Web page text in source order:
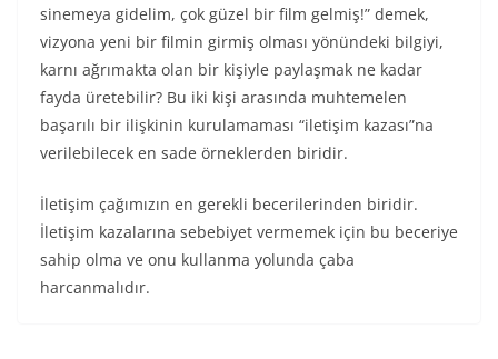
sinemeya gidelim, çok güzel bir film gelmiş!” demek,
vizyona yeni bir filmin girmiş olması yönündeki bilgiyi,
karnı ağrımakta olan bir kişiyle paylaşmak ne kadar
fayda üretebilir? Bu iki kişi arasında muhtemelen
başarılı bir ilişkinin kurulamaması “iletişim kazası”na
verilebilecek en sade örneklerden biridir.
İletişim çağımızın en gerekli becerilerinden biridir.
İletişim kazalarına sebebiyet vermemek için bu beceriye
sahip olma ve onu kullanma yolunda çaba
harcanmalıdır.